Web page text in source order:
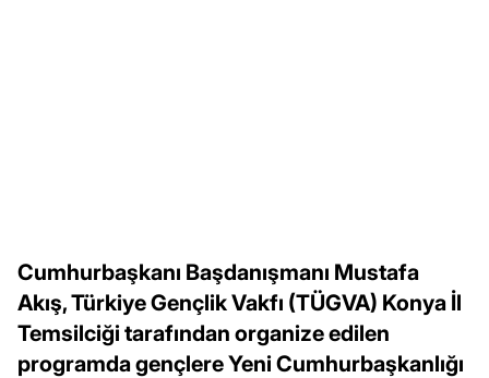
Cumhurbaşkanı Başdanışmanı Mustafa
Akış, Türkiye Gençlik Vakfı (TÜGVA) Konya İl
Temsilciği tarafından organize edilen
programda gençlere Yeni Cumhurbaşkanlığı